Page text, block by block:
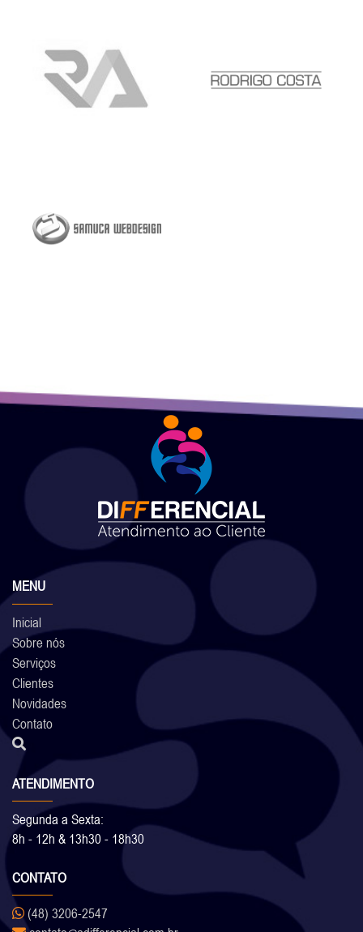
MENU
Inicial
Sobre nós
Serviços
Clientes
Novidades
Contato
ATENDIMENTO
Segunda a Sexta:
8h - 12h & 13h30 - 18h30
CONTATO
(48) 3206-2547